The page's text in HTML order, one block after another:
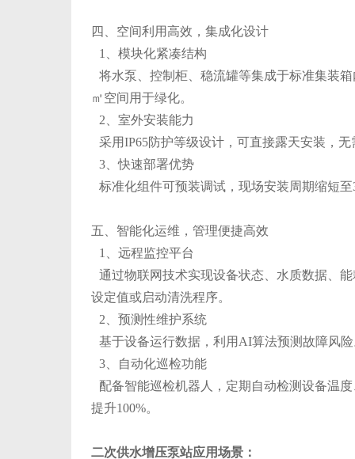
四、空间利用高效，集成化设计
1、模块化紧凑结构
将水泵、控制柜、稳流罐等集成于标准集装
㎡空间用于绿化。
2、室外安装能力
采用IP65防护等级设计，可直接露天安装，
3、快速部署优势
标准化组件可预装调试，现场安装周期缩短
五、智能化运维，管理便捷高效
1、远程监控平台
通过物联网技术实现设备状态、水质数据、
设定值或启动清洗程序。
2、预测性维护系统
基于设备运行数据，利用AI算法预测故障风
3、自动化巡检功能
配备智能巡检机器人，定期自动检测设备温
提升100%。
二次供水增压泵站应用场景：